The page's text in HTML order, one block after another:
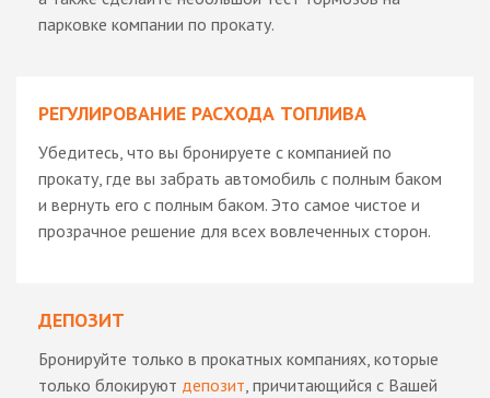
парковке компании по прокату.
РЕГУЛИРОВАНИЕ РАСХОДА ТОПЛИВА
Убедитесь, что вы бронируете с компанией по
прокату, где вы забрать автомобиль с полным баком
и вернуть его с полным баком. Это самое чистое и
прозрачное решение для всех вовлеченных сторон.
ДЕПОЗИТ
Бронируйте только в прокатных компаниях, которые
только блокируют депозит, причитающийся с Вашей